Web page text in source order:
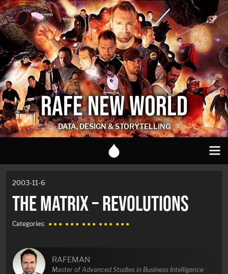
RAFE NEW WORLD
DATA, DESIGN & STORYTELLING
2003-11-6
THE MATRIX – REVOLUTIONS
Categories: ● ● ● ● ● ● ● ● ● ● ● ● ● ● ●
RAFEMAN
Master of Advanced Studies in Business Intelligence